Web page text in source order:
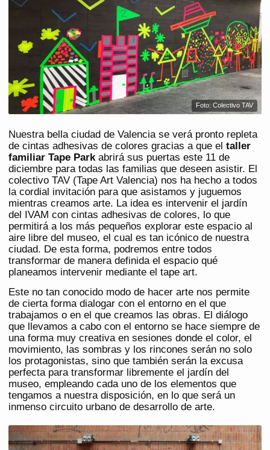
Foto: Colectivo TAV
Nuestra bella ciudad de Valencia se verá pronto repleta
de cintas adhesivas de colores gracias a que el taller
familiar Tape Parkabrirá sus puertas este 11 de
diciembre para todas las familias que deseen asistir. El
colectivo TAV (Tape Art Valencia) nos ha hecho a todos
la cordial invitación para que asistamos y juguemos
mientras creamos arte. La idea es intervenir el jardín
del IVAM con cintas adhesivas de colores, lo que
permitirá a los más pequeños explorar este espacio al
aire libre del museo, el cual es tan icónico de nuestra
ciudad. De esta forma, podremos entre todos
transformar de manera definida el espacio qué
planeamos intervenir mediante el tape art.
Este no tan conocido modo de hacer arte nos permite
de cierta forma dialogar con el entorno en el que
trabajamos o en el que creamos las obras. El diálogo
que llevamos a cabo con el entorno se hace siempre de
una forma muy creativa en sesiones donde el color, el
movimiento, las sombras y los rincones serán no solo
los protagonistas, sino que también serán la excusa
perfecta para transformar libremente el jardín del
museo, empleando cada uno de los elementos que
tengamos a nuestra disposición, en lo que será un
inmenso circuito urbano de desarrollo de arte.